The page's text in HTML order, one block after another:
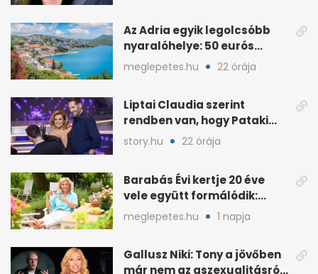
Az Adria egyik legolcsóbb
nyaralóhelye: 50 eurós
apartman, 1 eurós kávé
meglepetes.hu 22 órája
Liptai Claudia szerint
rendben van, hogy Pataki
Ádám más nőért rajong
story.hu 22 órája
Barabás Évi kertje 20 éve
vele együtt formálódik:
„Szimbiózisban élünk”
meglepetes.hu 1 napja
Gallusz Niki: Tony a jövőben
már nem az aszexualitásról